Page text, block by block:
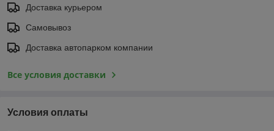
Доставка курьером
Самовывоз
Доставка автопарком компании
Все условия доставки
Условия оплаты